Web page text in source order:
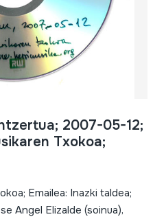
2007-05-12;
Txokoa;
Emailea: Inazki taldea;
Angel Elizalde (soinua),